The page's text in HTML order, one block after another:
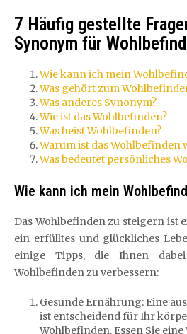
7 Häufig gestellte
Synonym für
Wie kann ich mein
Was gehört zum
Was anderes Synonym?
Wie ist das Wohlbefinden?
Was heist Wohlbefinden?
Warum ist das Wohlbefinden
Was bedeutet persönliches
Wie kann ich mein
Das Wohlbefinden zu steigern ist
ein erfülltes und glückliches
einige Tipps, die Ihnen
Wohlbefinden zu verbessern:
Gesunde Ernährung: Eine
ist entscheidend für Ihr
Wohlbefinden. Essen Sie